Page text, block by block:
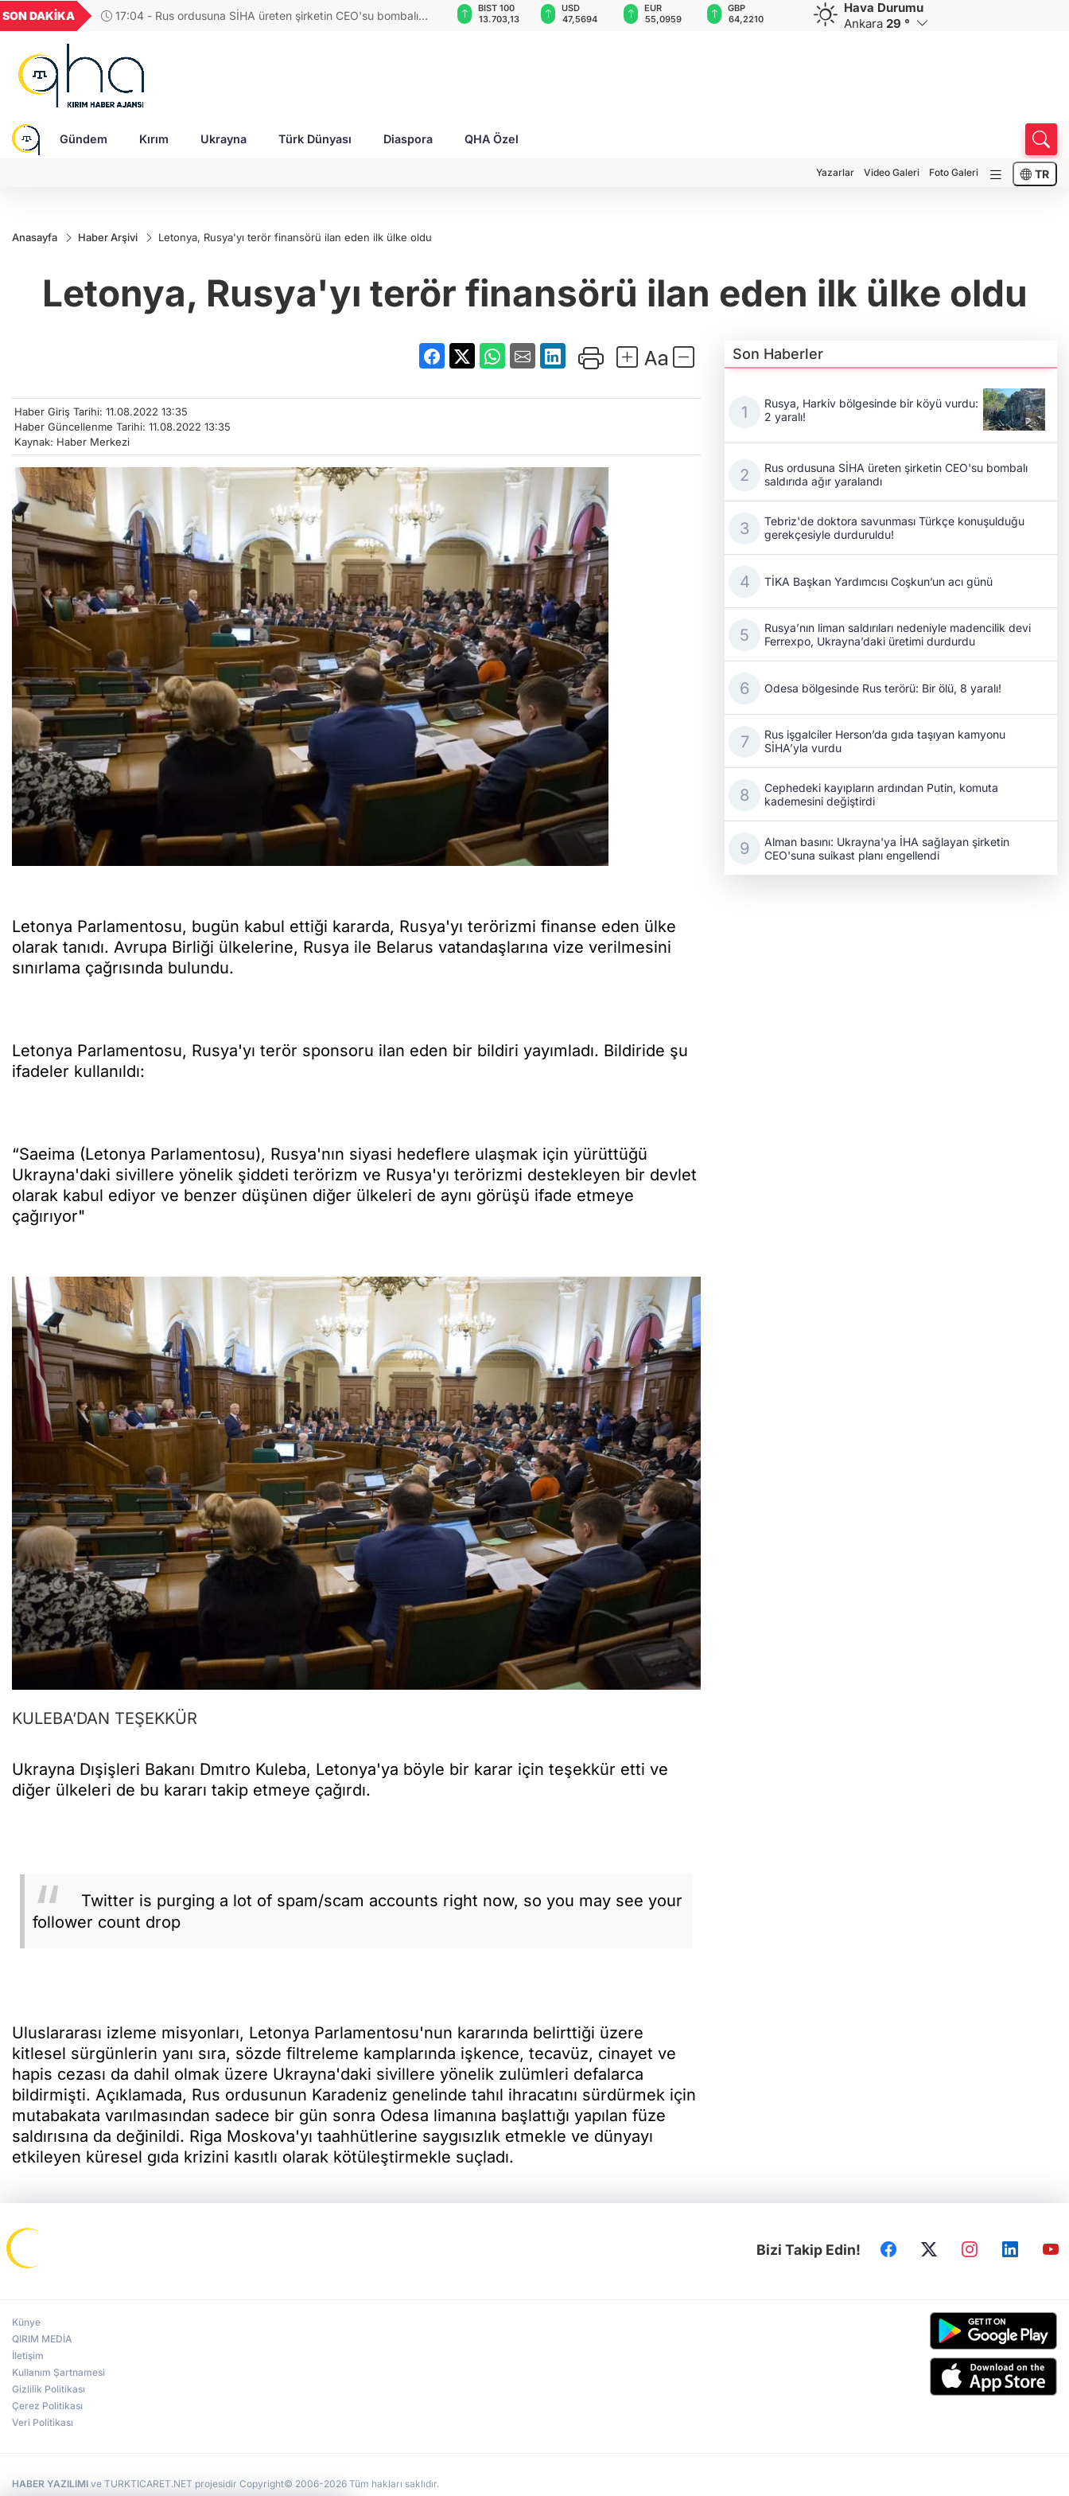
SON DAKİKA
17:04 - Rus ordusuna SİHA üreten şirketin CEO'su bombalı
GEL
18,1910
16,3244
BGN
28,0626
0,0018
6.563,99
BIST 100
13.703,13
USD
47,5694
EUR
55,0959
GBP
64,2210
CHF
58,9888
CAD
33,9617
Hava Durumu
Ankara 29 °
Gündem Kırım Ukrayna Türk Dünyası Diaspora QHA Özel
Yazarlar Video Galeri Foto Galeri TR
Anasayfa Haber Arşivi Letonya, Rusya'yı terör finansörü ilan eden ilk ülke oldu
Letonya, Rusya'yı terör finansörü ilan eden ilk ülke oldu
Haber Giriş Tarihi: 11.08.2022 13:35
Haber Güncellenme Tarihi: 11.08.2022 13:35
Kaynak: Haber Merkezi
Letonya Parlamentosu, bugün kabul ettiği kararda, Rusya'yı terörizmi finanse eden ülke
olarak tanıdı. Avrupa Birliği ülkelerine, Rusya ile Belarus vatandaşlarına vize verilmesini
sınırlama çağrısında bulundu.
Letonya Parlamentosu, Rusya'yı terör sponsoru ilan eden bir bildiri yayımladı. Bildiride şu
ifadeler kullanıldı:
“Saeima (Letonya Parlamentosu), Rusya'nın siyasi hedeflere ulaşmak için yürüttüğü
Ukrayna'daki sivillere yönelik şiddeti terörizm ve Rusya'yı terörizmi destekleyen bir devlet
olarak kabul ediyor ve benzer düşünen diğer ülkeleri de aynı görüşü ifade etmeye
çağırıyor"
KULEBA’DAN TEŞEKKÜR
Ukrayna Dışişleri Bakanı Dmıtro Kuleba, Letonya'ya böyle bir karar için teşekkür etti ve
diğer ülkeleri de bu kararı takip etmeye çağırdı.
Twitter is purging a lot of spam/scam accounts right now, so you may see your
follower count drop
Uluslararası izleme misyonları, Letonya Parlamentosu'nun kararında belirttiği üzere
kitlesel sürgünlerin yanı sıra, sözde filtreleme kamplarında işkence, tecavüz, cinayet ve
hapis cezası da dahil olmak üzere Ukrayna'daki sivillere yönelik zulümleri defalarca
bildirmişti. Açıklamada, Rus ordusunun Karadeniz genelinde tahıl ihracatını sürdürmek için
mutabakata varılmasından sadece bir gün sonra Odesa limanına başlattığı yapılan füze
saldırısına da değinildi. Riga Moskova'yı taahhütlerine saygısızlık etmekle ve dünyayı
etkileyen küresel gıda krizini kasıtlı olarak kötüleştirmekle suçladı.
Son Haberler
Rusya, Harkiv bölgesinde bir köyü vurdu:
2 yaralı!
Rus ordusuna SİHA üreten şirketin CEO'su bombalı
saldırıda ağır yaralandı
Tebriz'de doktora savunması Türkçe konuşulduğu
gerekçesiyle durduruldu!
TİKA Başkan Yardımcısı Coşkun’un acı günü
Rusya’nın liman saldırıları nedeniyle madencilik devi
Ferrexpo, Ukrayna’daki üretimi durdurdu
Odesa bölgesinde Rus terörü: Bir ölü, 8 yaralı!
Rus işgalciler Herson’da gıda taşıyan kamyonu
SİHA’yla vurdu
Cephedeki kayıpların ardından Putin, komuta
kademesini değiştirdi
Alman basını: Ukrayna'ya İHA sağlayan şirketin
CEO'suna suikast planı engellendi
Bizi Takip Edin!
Künye
QIRIM MEDİA
İletişim
Kullanım Şartnamesi
Gizlilik Politikası
Çerez Politikası
Veri Politikası
HABER YAZILIMI ve TURKTICARET.NET projesidir Copyright© 2006-2026 Tüm hakları saklıdır.